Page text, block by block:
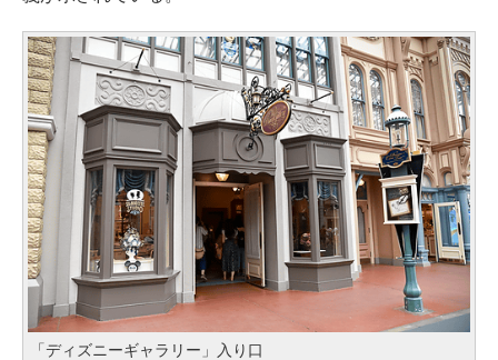
「ディズニーギャラリー」入り口